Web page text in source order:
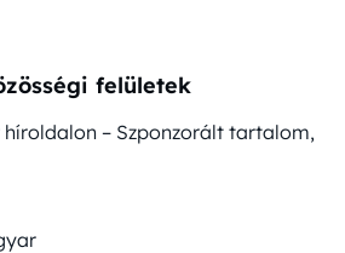
felületek
– Szponzorált tartalom,